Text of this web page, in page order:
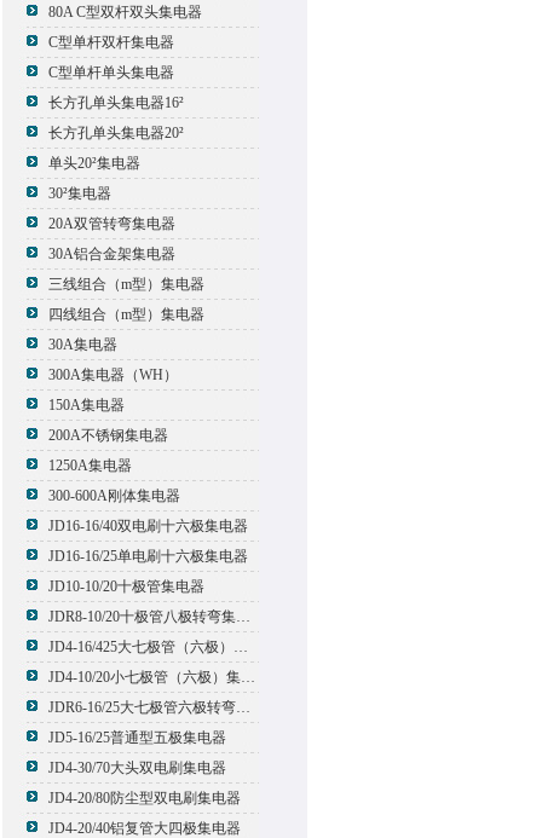
80A C型双杆双头集电器
C型单杆双杆集电器
C型单杆单头集电器
长方孔单头集电器16²
长方孔单头集电器20²
单头20²集电器
30²集电器
20A双管转弯集电器
30A铝合金架集电器
三线组合（m型）集电器
四线组合（m型）集电器
30A集电器
300A集电器（WH）
150A集电器
200A不锈钢集电器
1250A集电器
300-600A刚体集电器
JD16-16/40双电刷十六极集电器
JD16-16/25单电刷十六极集电器
JD10-10/20十极管集电器
JDR8-10/20十极管八极转弯集电器
JD4-16/425大七极管（六极）集电器
JD4-10/20小七极管（六极）集电器
JDR6-16/25大七极管六极转弯集电器
JD5-16/25普通型五极集电器
JD4-30/70大头双电刷集电器
JD4-20/80防尘型双电刷集电器
JD4-20/40铝复管大四极集电器